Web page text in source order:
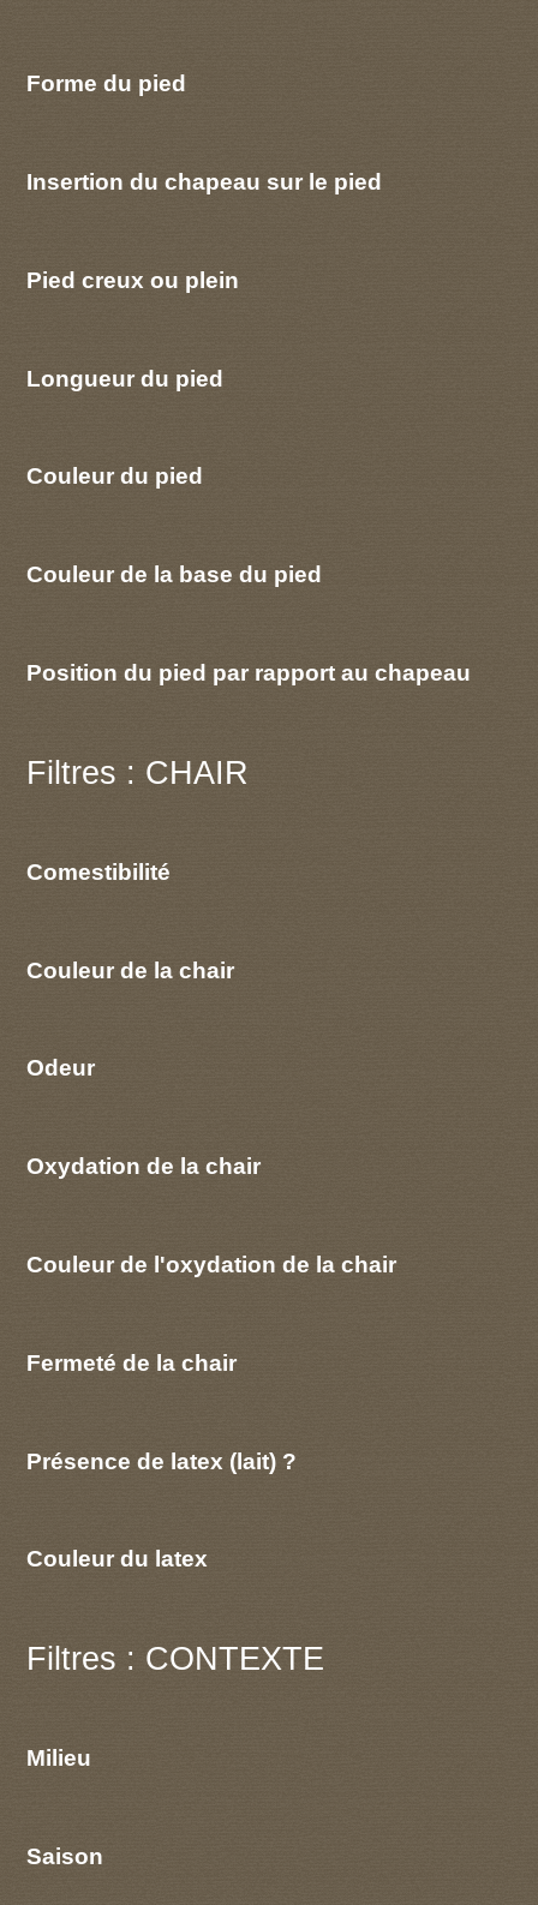
Forme du pied
Insertion du chapeau sur le pied
Pied creux ou plein
Longueur du pied
Couleur du pied
Couleur de la base du pied
Position du pied par rapport au chapeau
Filtres : CHAIR
Comestibilité
Couleur de la chair
Odeur
Oxydation de la chair
Couleur de l'oxydation de la chair
Fermeté de la chair
Présence de latex (lait) ?
Couleur du latex
Filtres : CONTEXTE
Milieu
Saison